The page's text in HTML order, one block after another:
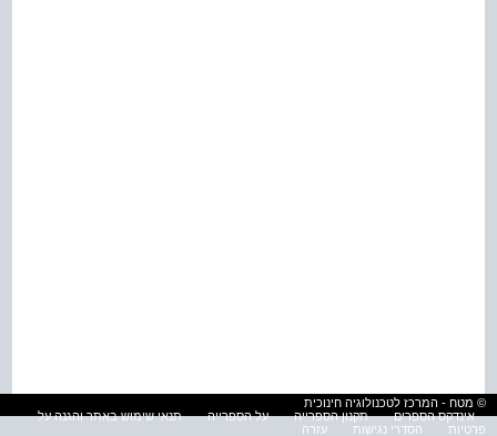
© מטח - המרכז לטכנולוגיה חינוכית
אינדקס הספרים
תקנון הספרייה על הספרייה
תנאי שימוש באתר והגנה על
פרטיות
הסדרי נגישות עזרה